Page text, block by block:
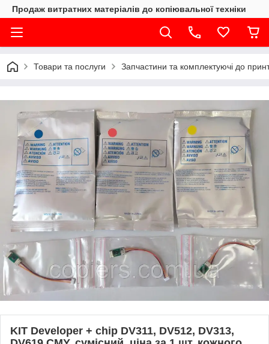
Продаж витратних матеріалів до копіювальної техніки
Товари та послуги Запчастини та комплектуючі до
KIT Developer + chip DV311, DV512, DV313,